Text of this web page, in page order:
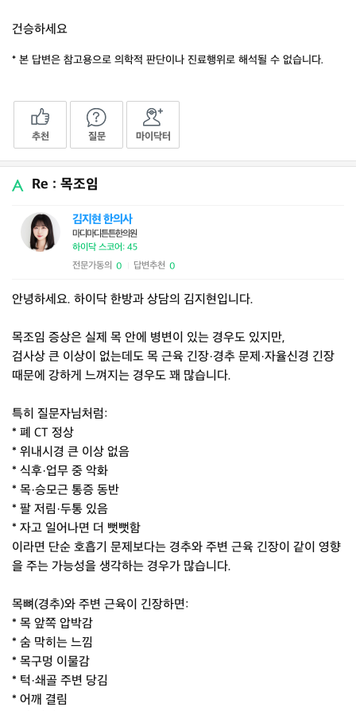
건승하세요
* 본 답변은 참고용으로 의학적 판단이나 진료행위로 해석될 수 없습니다.
추천 질문 마이닥터
Re : 목조임
김지현 한의사
마디마디튼튼한의원
하이닥 스코어: 45
전문가동의 0 답변추천 0
안녕하세요. 하이닥 한방과 상담의 김지현입니다.
목조임 증상은 실제 목 안에 병변이 있는 경우도 있지만,
검사상 큰 이상이 없는데도 목 근육 긴장·경추 문제·자율신경 긴장
때문에 강하게 느껴지는 경우도 꽤 많습니다.
특히 질문자님처럼:
* 폐 CT 정상
* 위내시경 큰 이상 없음
* 식후·업무 중 악화
* 목·승모근 통증 동반
* 팔 저림·두통 있음
* 자고 일어나면 더 뻣뻣함
이라면 단순 호흡기 문제보다는 경추와 주변 근육 긴장이 같이 영향
을 주는 가능성을 생각하는 경우가 많습니다.
목뼈(경추)와 주변 근육이 긴장하면:
* 목 앞쪽 압박감
* 숨 막히는 느낌
* 목구멍 이물감
* 턱·쇄골 주변 당김
* 어깨 결림